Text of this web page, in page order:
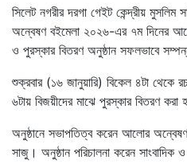
সিলেট নগরীর দরগা গেইট কেন্দ্রীয়
অন্বেষণ বইমেলা ২০২৬-এর ৭ম দিনের
ও পুরস্কার বিতরণ অনুষ্ঠান সফলভাবে
শুক্রবার (১৬ জানুয়ারি) বিকেল ৪টা থেকে
৬টায় বিজয়ীদের মাঝে পুরস্কার বিতরণ করা
অনুষ্ঠানে সভাপতিত্ব করেন আলোর
সাজু। অনুষ্ঠান পরিচালনা করেন